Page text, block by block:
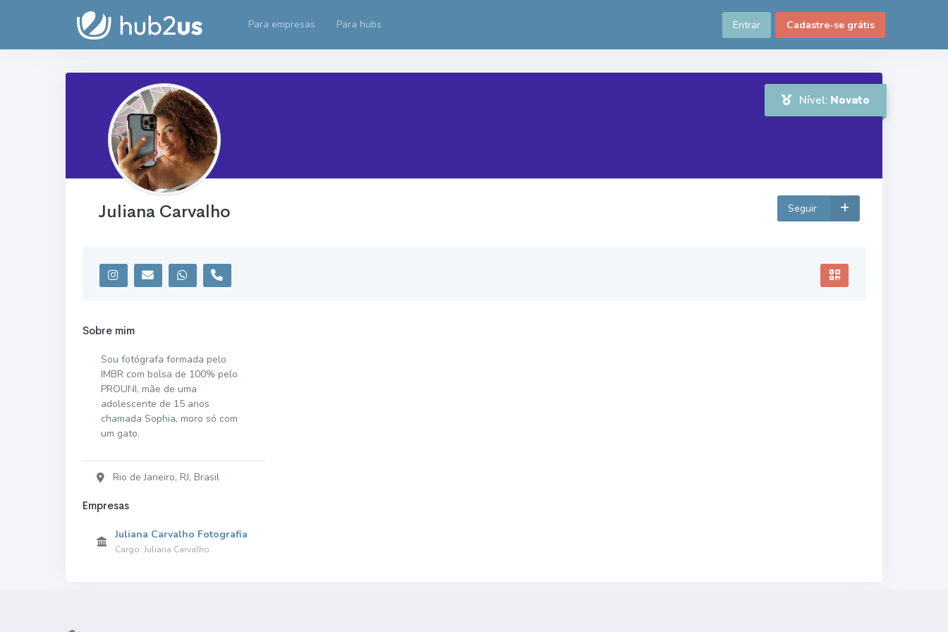
Entrar Cadastre-se grátis
Para empresas Para hubs
Nível: Novato
Juliana Carvalho Seguir
Sobre mim
Sou fotógrafa formada pelo
IMBR com bolsa de 100% pelo
PROUNI, mãe de uma
adolescente de 15 anos
chamada Sophia, moro só com
um gato.
Rio de Janeiro, RJ, Brasil
Empresas
Juliana Carvalho Fotografia
Cargo: Juliana Carvalho